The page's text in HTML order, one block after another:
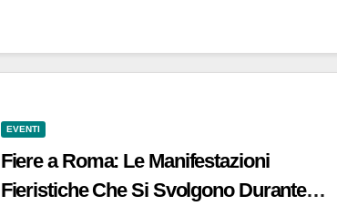
EVENTI
Fiere a Roma: Le Manifestazioni
Fieristiche Che Si Svolgono Durante